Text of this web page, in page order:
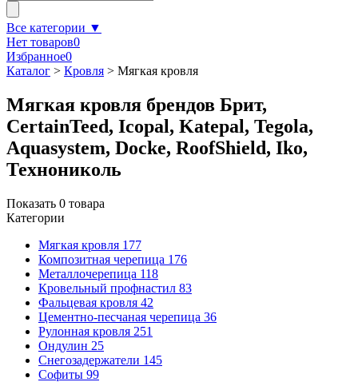
Все категории ▼
Нет товаров0
Избранное0
Каталог > Кровля > Мягкая кровля
Мягкая кровля брендов Брит,
CertainTeed, Icopal, Katepal, Tegola,
Aquasystem, Docke, RoofShield, Iko,
Технониколь
Показать 0 товара
Категории
Мягкая кровля 177
Композитная черепица 176
Металлочерепица 118
Кровельный профнастил 83
Фальцевая кровля 42
Цементно-песчаная черепица 36
Рулонная кровля 251
Ондулин 25
Снегозадержатели 145
Софиты 99